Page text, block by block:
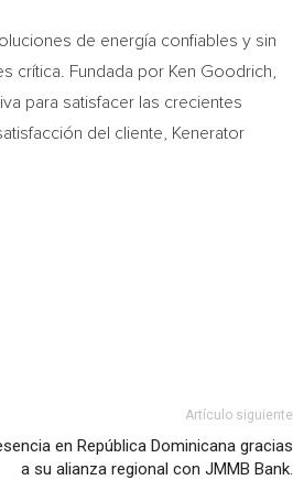
de energía confiables y sin
crítica. Fundada por Ken Goodrich
para satisfacer las crecientes
del cliente, Kenerator
Artículo siguiente
en República Dominicana gracias
a su alianza regional con JMMB Bank.